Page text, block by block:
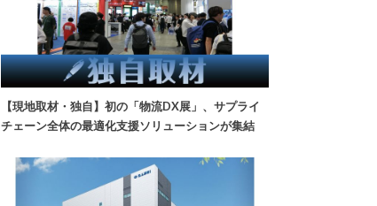
【現地取材・独自】初の「物流DX展」、サプライ
チェーン全体の最適化支援ソリューションが集結